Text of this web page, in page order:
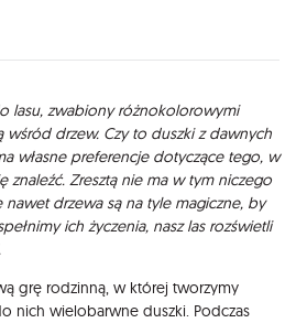
lasu, zwabiony różnokolorowymi
wśród drzew. Czy to duszki z dawnych
własne preferencje dotyczące tego, w
znaleźć. Zresztą nie ma w tym niczego
drzewa są na tyle magiczne, by
ich życzenia, nasz las rozświetli
grę rodzinną, w której tworzymy
nich wielobarwne duszki. Podczas